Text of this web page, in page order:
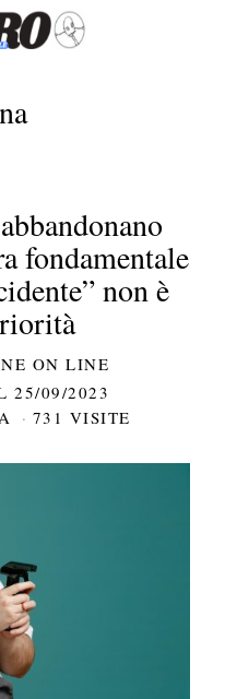
fondamentale
non è
ON LINE
25/09/2023
731 VISITE